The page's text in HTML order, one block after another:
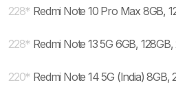
228* Redmi Note 10 Pro Max 8GB,
228* Redmi Note 13 5G 6GB,
220* Redmi Note 14 5G (India) 8GB,